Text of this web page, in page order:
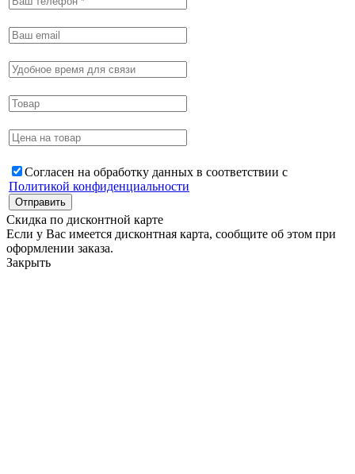
Согласен на обработку данных в соответствии с
Политикой конфиденциальности
Скидка по дисконтной карте
Если у Вас имеется дисконтная карта, сообщите об этом при
оформлении заказа.
Закрыть